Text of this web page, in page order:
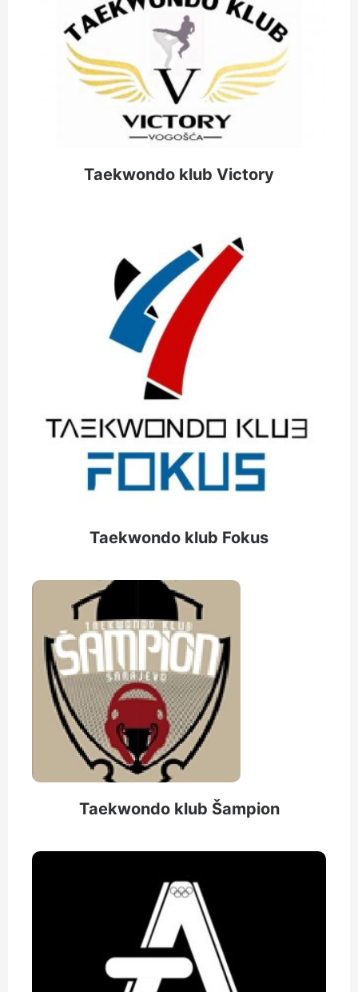
Taekwondo klub Victory
Taekwondo klub Fokus
Taekwondo klub Šampion